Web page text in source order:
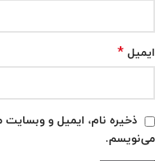
ایمیل *
ذخیره نام، ایمیل و وبسایت
می‌نویسم.